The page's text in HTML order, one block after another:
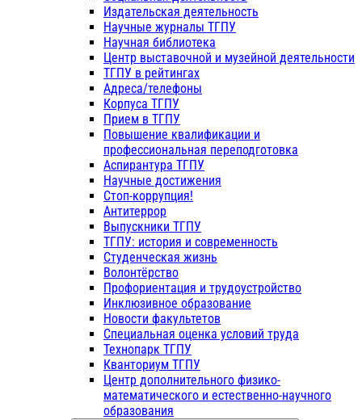
Издательская деятельность
Научные журналы ТГПУ
Научная библиотека
Центр выставочной и музейной деятельности
ТГПУ в рейтингах
Адреса/телефоны
Корпуса ТГПУ
Прием в ТГПУ
Повышение квалификации и
профессиональная переподготовка
Аспирантура ТГПУ
Научные достижения
Стоп-коррупция!
Антитеррор
Выпускники ТГПУ
ТГПУ: история и современность
Студенческая жизнь
Волонтёрство
Профориентация и трудоустройство
Инклюзивное образование
Новости факультетов
Специальная оценка условий труда
Технопарк ТГПУ
Кванториум ТГПУ
Центр дополнительного физико-
математического и естественно-научного
образования